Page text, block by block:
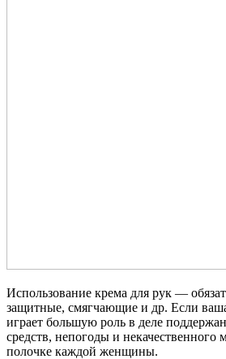
Использование крема для рук —
защитные, смягчающие и др. Если
играет большую роль в деле
средств, непогоды и
полочке каждой женщины.